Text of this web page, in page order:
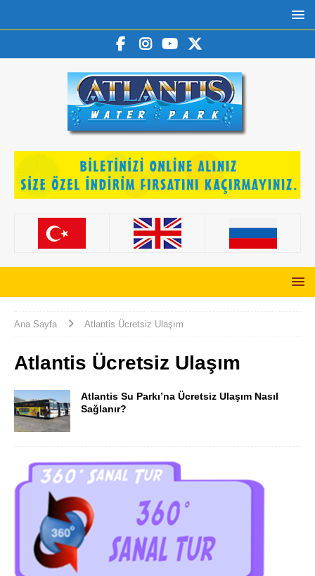
Ana Sayfa Atlantis Ücretsiz Ulaşım
Atlantis Ücretsiz Ulaşım
Atlantis Su Parkı’na Ücretsiz Ulaşım Nasıl
Sağlanır?